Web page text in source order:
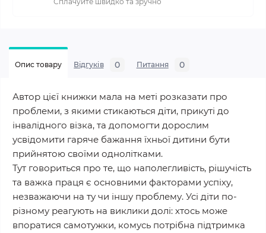
Опис товару Відгуків 0 Питання 0
Автор цієї книжки мала на меті розказати про
проблеми, з якими стикаються діти, прикуті до
інвалідного візка, та допомогти дорослим
усвідомити гаряче бажання їхньої дитини бути
прийнятою своїми однолітками.
Тут говориться про те, що наполегливість, рішучість
та важка праця є основними факторами успіху,
незважаючи на ту чи іншу проблему. Усі діти по-
різному реагують на виклики долі: хтось може
впоратися самотужки, комусь потрібна підтримка